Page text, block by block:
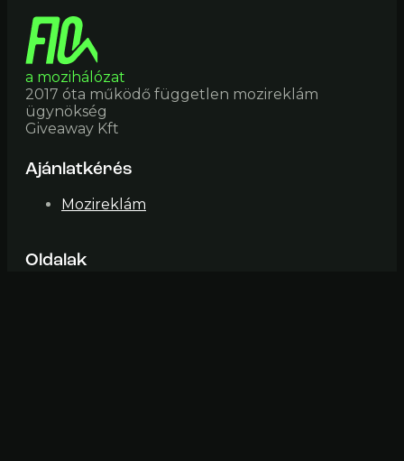
a mozihálózat
2017 óta működő független mozireklám
ügynökség
Giveaway Kft
Ajánlatkérés
Mozireklám
Oldalak